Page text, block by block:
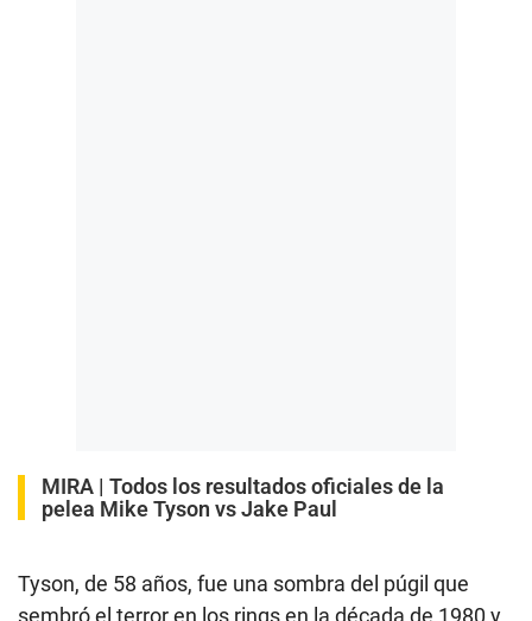
MIRA | Todos los resultados oficiales de la
pelea Mike Tyson vs Jake Paul
Tyson, de 58 años, fue una sombra del púgil que
sembró el terror en los rings en la década de 1980 y